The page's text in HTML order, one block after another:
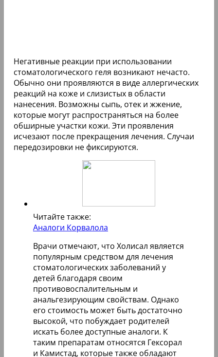
Негативные реакции при использовании
стоматологического геля возникают нечасто.
Обычно они проявляются в виде аллергических
реакций на коже и слизистых в области
нанесения. Возможны сыпь, отек и жжение,
которые могут распространяться на более
обширные участки кожи. Эти проявления
исчезают после прекращения лечения. Случаи
передозировки не фиксируются.
Читайте также:
Аналоги Корвалола
Врачи отмечают, что Холисал является
популярным средством для лечения
стоматологических заболеваний у
детей благодаря своим
противовоспалительным и
анальгезирующим свойствам. Однако
его стоимость может быть достаточно
высокой, что побуждает родителей
искать более доступные аналоги. К
таким препаратам относятся Гексорал
и Камистад, которые также обладают